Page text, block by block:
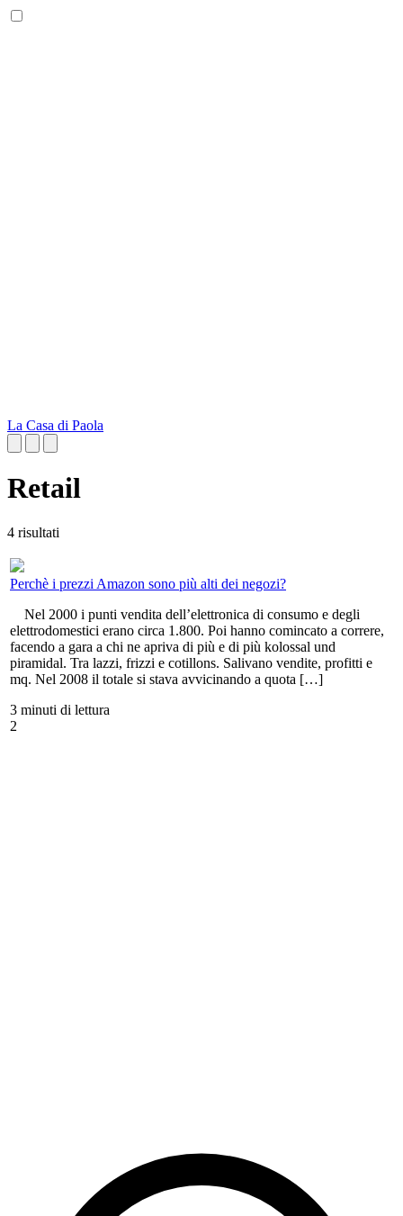
La Casa di Paola
Retail
4 risultati
Perchè i prezzi Amazon sono più alti dei negozi?
Nel 2000 i punti vendita dell’elettronica di consumo e degli
elettrodomestici erano circa 1.800. Poi hanno comincato a correre,
facendo a gara a chi ne apriva di più e di più kolossal und
piramidal. Tra lazzi, frizzi e cotillons. Salivano vendite, profitti e
mq. Nel 2008 il totale si stava avvicinando a quota […]
3 minuti di lettura
2